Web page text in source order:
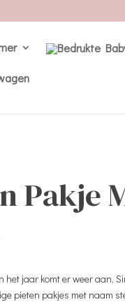
Pakje
het jaar komt er weer aan,
pieten pakjes met naam